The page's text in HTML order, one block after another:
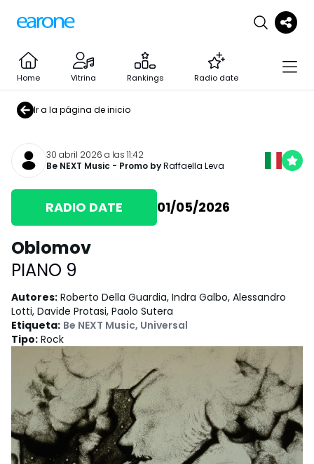
Home Vitrina Rankings Radio date
Ir a la página de inicio
30 abril 2026 a las 11:42
Be NEXT Music - Promo byRaffaella Leva
RADIO DATE 01/05/2026
Oblomov
PIANO 9
Autores: Roberto Della Guardia, Indra Galbo, Alessandro
Lotti, Davide Protasi, Paolo Sutera
Etiqueta: Be NEXT Music, Universal
Tipo: Rock